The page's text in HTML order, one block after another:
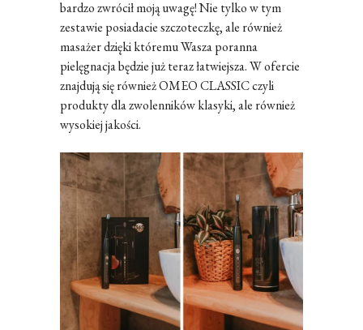
bardzo zwrócił moją uwagę! Nie tylko w tym
zestawie posiadacie szczoteczkę, ale również
masażer dzięki któremu Wasza poranna
pielęgnacja będzie już teraz łatwiejsza. W ofercie
znajdują się również OMEO CLASSIC czyli
produkty dla zwolenników klasyki, ale również
wysokiej jakości.